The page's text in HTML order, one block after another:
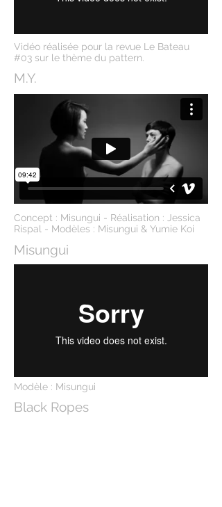
Vidéo réalisée pour la revue Le Bateau
#03 sur le thème du pattern.
M.Y.
Concept : Misungui - Réalisation : Jessica
Rispal - Modèles : Misungui & Yumie Koi
Misungui
Modèle : Misungui
Black Ropes